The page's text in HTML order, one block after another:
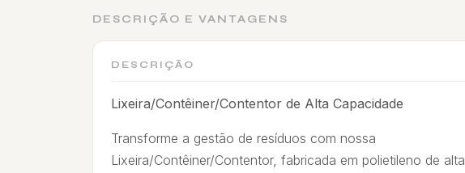
DESCRIÇÃO E VANTAGENS
DESCRIÇÃO
Lixeira/Contêiner/Contentor de Alta Capacidade
Transforme a gestão de resíduos com nossa
Lixeira/Contêiner/Contentor, fabricada em polietileno de alta